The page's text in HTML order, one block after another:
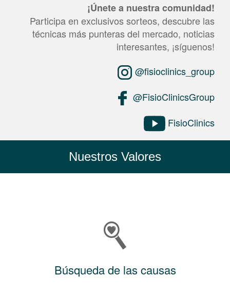
¡Únete a nuestra comunidad!
Participa en exclusivos sorteos, descubre las
técnicas más punteras del mercado, noticias
interesantes, ¡síguenos!
@fisioclinics_group
@FisioClinicsGroup
FisioClinics
Nuestros Valores
Búsqueda de las causas